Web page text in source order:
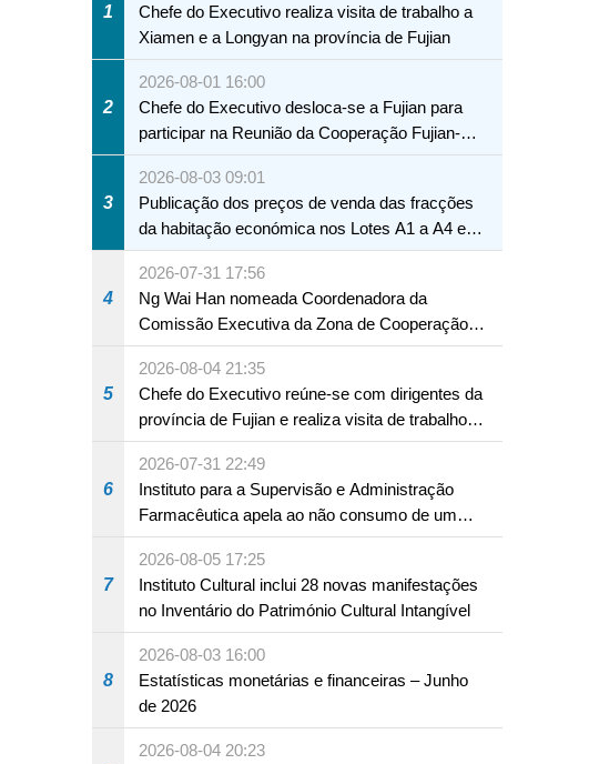
1
Chefe do Executivo realiza visita de trabalho a
Xiamen e a Longyan na província de Fujian
2
2026-08-01 16:00
Chefe do Executivo desloca-se a Fujian para
participar na Reunião da Cooperação Fujian-
Macau
3
2026-08-03 09:01
Publicação dos preços de venda das fracções
da habitação económica nos Lotes A1 a A4 e
A12 da Zona A dos Novos Aterros
4
2026-07-31 17:56
Ng Wai Han nomeada Coordenadora da
Comissão Executiva da Zona de Cooperação
Aprofundada entre Guangdong e Macau em
Hengqin
5
2026-08-04 21:35
Chefe do Executivo reúne-se com dirigentes da
província de Fujian e realiza visita de trabalho
em Fuzhou
6
2026-07-31 22:49
Instituto para a Supervisão e Administração
Farmacêutica apela ao não consumo de um
produto com substâncias medicamentosas
ocidentais
7
2026-08-05 17:25
Instituto Cultural inclui 28 novas manifestações
no Inventário do Património Cultural Intangível
8
2026-08-03 16:00
Estatísticas monetárias e financeiras – Junho
de 2026
2026-08-04 20:23